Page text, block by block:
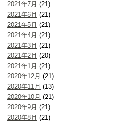
2021年7月 (21)
2021年6月 (21)
2021年5月 (21)
2021年4月 (21)
2021年3月 (21)
2021年2月 (20)
2021年1月 (21)
2020年12月 (21)
2020年11月 (13)
2020年10月 (21)
2020年9月 (21)
2020年8月 (21)